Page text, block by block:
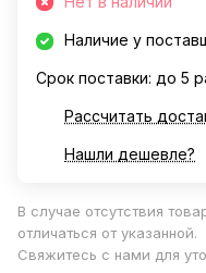
Наличие у
Срок поставки: до 5
Рассчитать
Нашли дешевле?
В случае отсутствия
отличаться от указанной.
Свяжитесь с нами для